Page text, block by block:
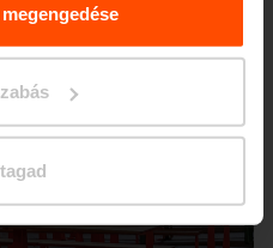
Personal Data